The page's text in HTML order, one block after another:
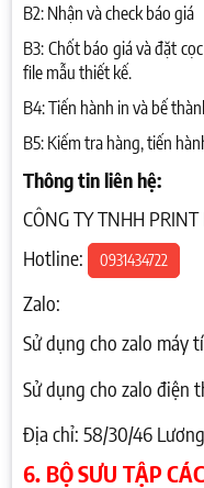
B2: Nhận và check báo giá
B3: Chốt báo giá và đặt
file mẫu thiết kế.
B4: Tiến hành in và bế
B5: Kiếm tra hàng, tiến
Thông tin liên hệ:
CÔNG TY TNHH PRINT
Hotline:
0931434722
Zalo:
Sử dụng cho zalo máy
Sử dụng cho zalo điện
Địa chỉ: 58/30/46
6. BỘ SƯU TẬP